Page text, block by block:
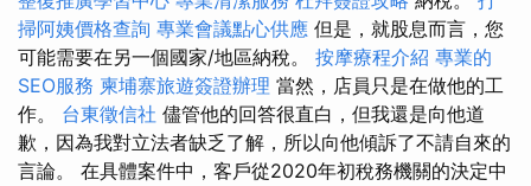
掃阿姨價格查詢 專業會議點心供應 但是，就股息而言，您
可能需要在另一個國家/地區納稅。 按摩療程介紹 專業的
SEO服務 柬埔寨旅遊簽證辦理 當然，店員只是在做他的工
作。 台東徵信社 儘管他的回答很直白，但我還是向他道
歉，因為我對立法者缺乏了解，所以向他傾訴了不請自來的
言論。 在具體案件中，客戶從2020年初稅務機關的決定中